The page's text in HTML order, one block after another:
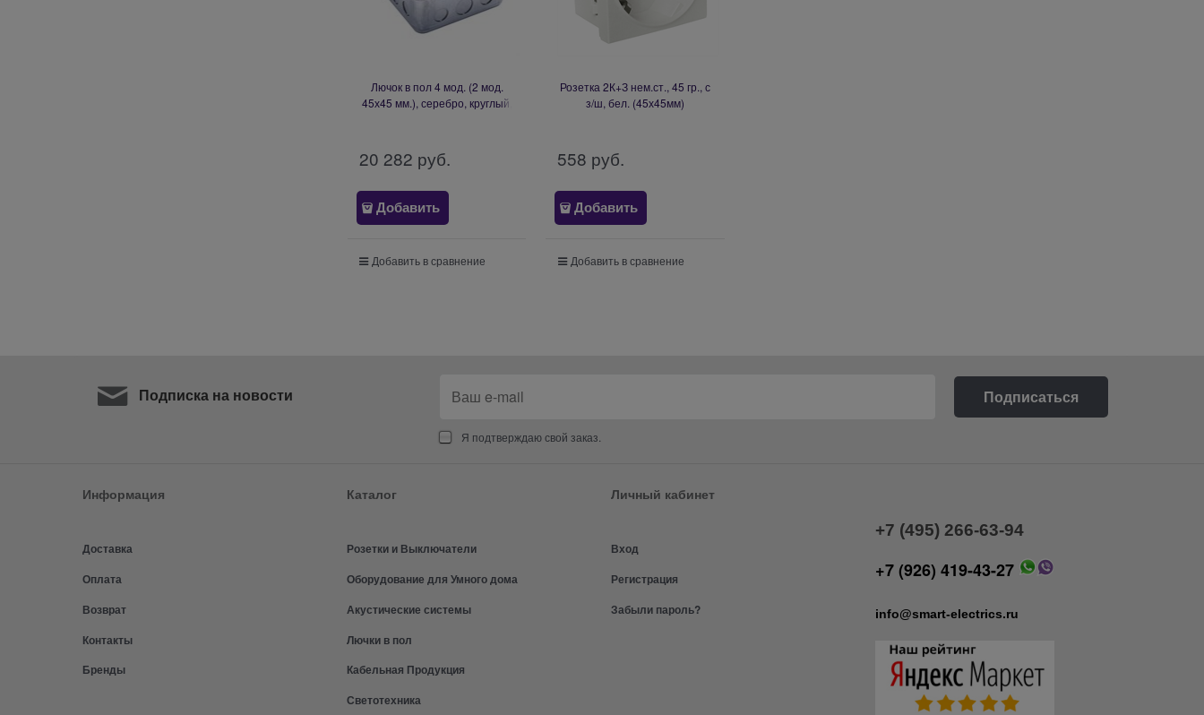
Лючок в пол 4 мод. (2 мод.
45х45 мм.), серебро, круглый,
20 282 руб.
Добавить
Добавить в сравнение
Розетка 2К+З нем.ст., 45 гр., с
з/ш, бел. (45х45мм)
558 руб.
Добавить
Добавить в сравнение
Подписка на новости
Я подтверждаю свой заказ.
Информация
Доставка
Оплата
Возврат
Контакты
Бренды
Каталог
Розетки и Выключатели
Оборудование для Умного дома
Акустические системы
Лючки в пол
Кабельная Продукция
Светотехника
Личный кабинет
Вход
Регистрация
Забыли пароль?
+7 (495) 266-63-94
+7 (926) 419-43-27
info@smart-electrics.ru